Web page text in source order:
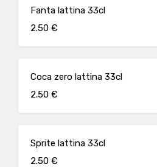
Fanta lattina 33cl
2.50 €
Coca zero lattina 33cl
2.50 €
Sprite lattina 33cl
2.50 €